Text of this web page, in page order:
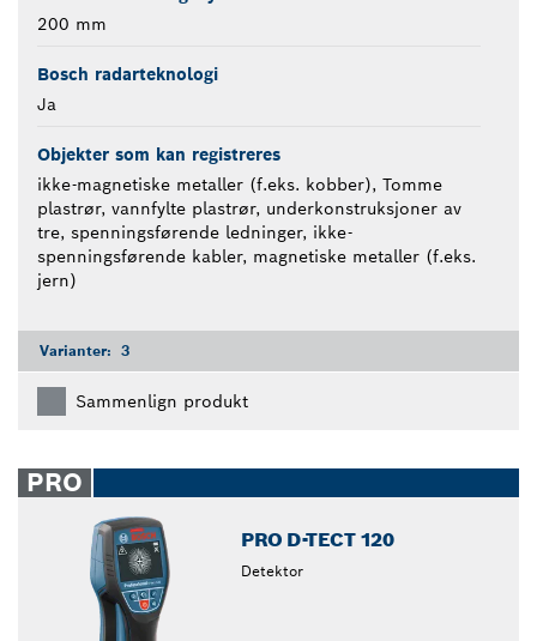
200 mm
Bosch radarteknologi
Ja
Objekter som kan registreres
ikke-magnetiske metaller (f.eks. kobber), Tomme
plastrør, vannfylte plastrør, underkonstruksjoner av
tre, spenningsførende ledninger, ikke-
spenningsførende kabler, magnetiske metaller (f.eks.
jern)
Varianter: 3
Sammenlign produkt
PRO
PRO D-TECT 120
Detektor